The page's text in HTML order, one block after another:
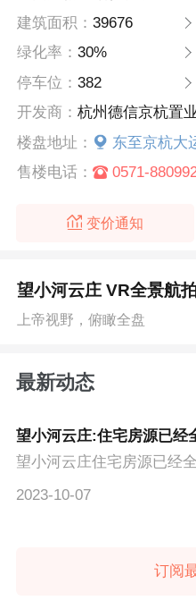
建筑面积：39676
绿化率：30%
停车位：382
开发商：杭州德信京杭置
楼盘地址：
东至京杭大运河绿化带，南
售楼电话：
0571-
变价通知
望小河云庄 VR全景航
上帝视野，俯瞰全盘
最新动态
望小河云庄:住宅房源已经
望小河云庄住宅房源已经全
2023-10-07
订阅